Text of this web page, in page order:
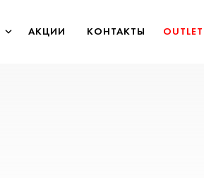
АКЦИИ КОНТАКТЫ OUTLET